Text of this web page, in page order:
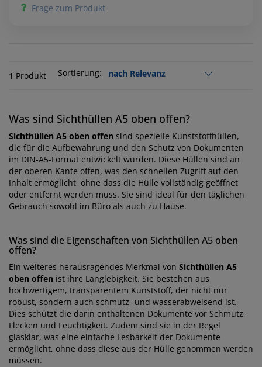
Frage zum Produkt
1 Produkt Sortierung:
Was sind Sichthüllen A5 oben offen?
Sichthüllen A5 oben offen sind spezielle Kunststoffhüllen,
die für die Aufbewahrung und den Schutz von Dokumenten
im DIN-A5-Format entwickelt wurden. Diese Hüllen sind an
der oberen Kante offen, was den schnellen Zugriff auf den
Inhalt ermöglicht, ohne dass die Hülle vollständig geöffnet
oder entfernt werden muss. Sie sind ideal für den täglichen
Gebrauch sowohl im Büro als auch zu Hause.
Was sind die Eigenschaften von Sichthüllen A5 oben
offen?
Ein weiteres herausragendes Merkmal von Sichthüllen A5
oben offen ist ihre Langlebigkeit. Sie bestehen aus
hochwertigem, transparentem Kunststoff, der nicht nur
robust, sondern auch schmutz- und wasserabweisend ist.
Dies schützt die darin enthaltenen Dokumente vor Schmutz,
Flecken und Feuchtigkeit. Zudem sind sie in der Regel
glasklar, was eine einfache Lesbarkeit der Dokumente
ermöglicht, ohne dass diese aus der Hülle genommen werden
müssen.